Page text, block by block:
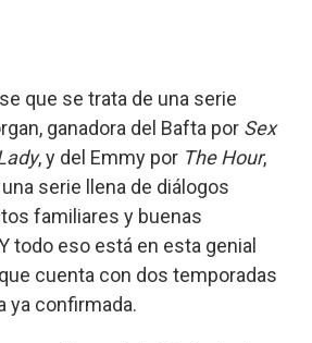
que se trata de una serie
ganadora del Bafta por Sex
, y del Emmy por The Hour,
serie llena de diálogos
familiares y buenas
todo eso está en esta genial
cuenta con dos temporadas
ya confirmada.